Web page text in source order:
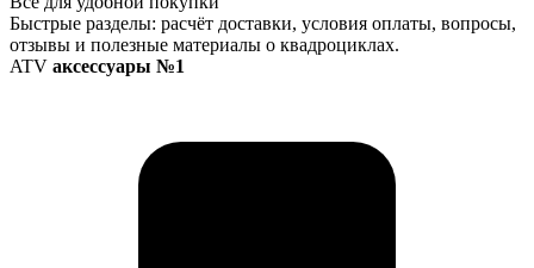
Быстрые разделы: расчёт доставки, условия оплаты, вопросы,
отзывы и полезные материалы о квадроциклах.
ATV аксессуары №1